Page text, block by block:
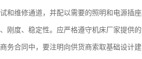
和维修通道，并配以需要的照明和电源插座
刚度、稳定性。应严格遵守机床厂家提供的
务合同中，要注明向供货商索取基础设计建